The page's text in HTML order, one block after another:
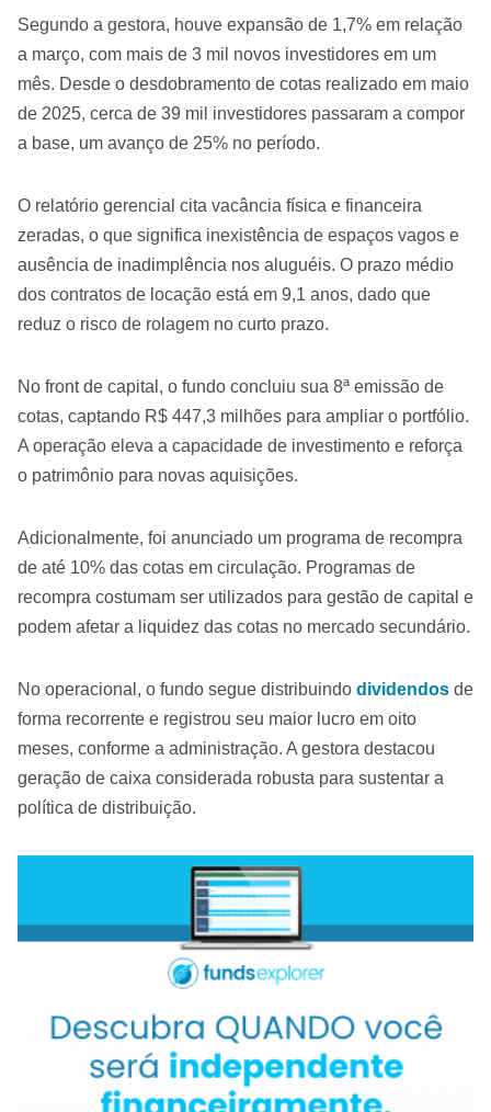
Segundo a gestora, houve expansão de 1,7% em relação
a março, com mais de 3 mil novos investidores em um
mês. Desde o desdobramento de cotas realizado em maio
de 2025, cerca de 39 mil investidores passaram a compor
a base, um avanço de 25% no período.
O relatório gerencial cita vacância física e financeira
zeradas, o que significa inexistência de espaços vagos e
ausência de inadimplência nos aluguéis. O prazo médio
dos contratos de locação está em 9,1 anos, dado que
reduz o risco de rolagem no curto prazo.
No front de capital, o fundo concluiu sua 8ª emissão de
cotas, captando R$ 447,3 milhões para ampliar o portfólio.
A operação eleva a capacidade de investimento e reforça
o patrimônio para novas aquisições.
Adicionalmente, foi anunciado um programa de recompra
de até 10% das cotas em circulação. Programas de
recompra costumam ser utilizados para gestão de capital e
podem afetar a liquidez das cotas no mercado secundário.
No operacional, o fundo segue distribuindo dividendos de
forma recorrente e registrou seu maior lucro em oito
meses, conforme a administração. A gestora destacou
geração de caixa considerada robusta para sustentar a
política de distribuição.